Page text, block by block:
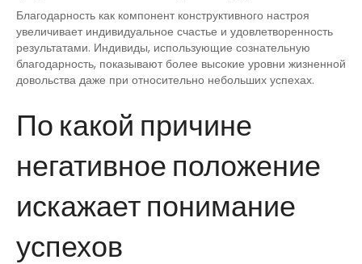
Благодарность как компонент конструктивного настроя
увеличивает индивидуальное счастье и удовлетворенность
результатами. Индивиды, использующие сознательную
благодарность, показывают более высокие уровни жизненной
довольства даже при относительно небольших успехах.
По какой причине
негативное положение
искажает понимание
успехов